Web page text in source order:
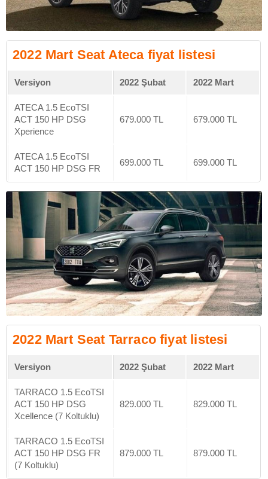
2022 Mart Seat Ateca fiyat listesi
Versiyon 2022 Şubat 2022 Mart
ATECA 1.5 EcoTSI
ACT 150 HP DSG
Xperience
679.000 TL 679.000 TL
ATECA 1.5 EcoTSI
ACT 150 HP DSG FR
699.000 TL 699.000 TL
2022 Mart Seat Tarraco fiyat listesi
Versiyon 2022 Şubat 2022 Mart
TARRACO 1.5 EcoTSI
ACT 150 HP DSG
Xcellence (7 Koltuklu)
829.000 TL 829.000 TL
TARRACO 1.5 EcoTSI
ACT 150 HP DSG FR
(7 Koltuklu)
879.000 TL 879.000 TL